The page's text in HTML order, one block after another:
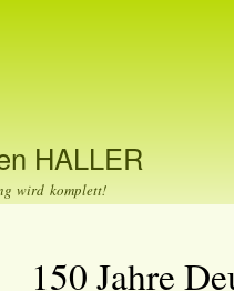
HALLER
wird komplett!
150 Jahre